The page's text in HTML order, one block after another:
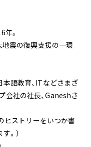
。
震の復興支援の一環
語教育、ITなどさまざ
会社の社長、Ganeshさ
ヒストリーをいつか書
。）